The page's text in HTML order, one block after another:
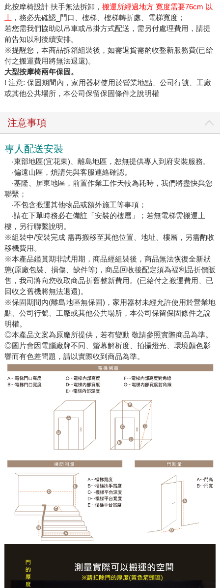
此按摩椅設計 扶手無法拆卸， 搬運所經過地方 寬度需要76cm 以
上 ，務必先確認_門口、樓梯、樓梯轉折處、電梯寬度；
若您需我們協助以吊車或吊掛方式配送，需另付處理費用，請提
前告知以利後續安排。
※提醒您，本商品拆箱組裝後，如需退貨需酌收整新服務費(已給
付之搬運費用將無法退還)。
大型按摩椅兩年保固。
! 注意: 保固期間內，家用器材使用於營業地點、公司行號、工廠
或其他公共場所，本公司保留保固條件之說明權
注意事項
專人配送安裝
‧東部地區(宜花東)、離島地區，恕無提供專人到府安裝服務。
‧偏遠山區，煩請先與客服連絡確認。
‧基隆、屏東地區，前置作業工作天較為耗時，我們將盡快與您
聯繫；
‧不包含搬運其他物品或額外施工等事項；
‧請在下單時務必在備註「安裝的樓層」；若無電梯需搬運上
樓，另行聯繫說明。
※組裝中/安裝完成 需再搬移至其他位置、地址、樓層，另需酌收
移機費用。
※本產品鑑賞期非試用期，商品經組裝後，商品無法恢復全新狀
態(原廠包裝、損傷、缺件等)，商品回收後配定須為福利品折價販
售，我司將向您收取商品折舊整新費用。(已給付之搬運費用、已
回收之舊機將無法退還)。
※保固期間內(離島地區無保固)，家用器材未經允許使用於營業地
點、公司行號、工廠或其他公共場所，本公司保留保固條件之說
明權。
◎本產品文案為原廠所提供，若有變動 敬請參照實際商品為準。
◎圖片會因電腦廠牌不同、螢幕解析度、拍攝燈光、環境顏色影
響而有色差問題，請以實際收到商品為準。